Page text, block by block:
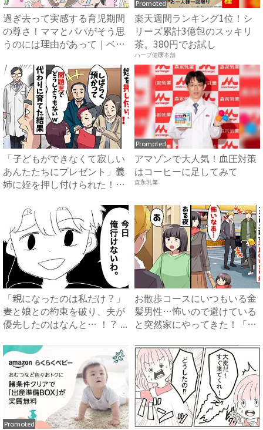
過ぎ去って実感する育児期間
の尊さ！ママとパパがそう思
うのには理由があって｜ベビ
Promoted
楽天週間ランキング1位！シ
リーズ累計3億包のスッキリ
茶。380円でお試し
ハーブ健康本舗
「子どもができなくて寂しい
あんたたちにプレゼント」義
姉に姪を押し付けられた！？
Promoted
アマゾンで大人気！血圧対策
はコーヒーに足してみて
森永乳業
「親になったのは私だけ？」
妻と娘との約束を破り、夫が
優先したのはなんと… ！？ ...
お散歩コースにいつもいる金
髪男性…怖いので避けている
と突然家にやってきた！「私
Promoted